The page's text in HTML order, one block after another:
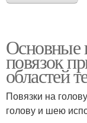
Основные
повязок
областей
Повязки на
голову и шею